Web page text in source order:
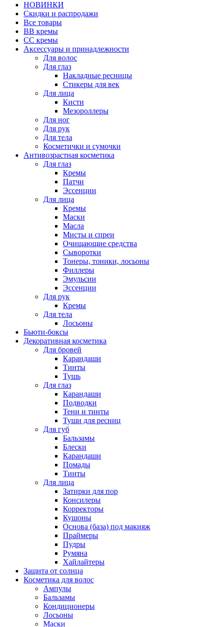
НОВИНКИ
Скидки и распродажи
Все товары
BB кремы
CC кремы
Аксессуары и принадлежности
Для волос
Для глаз
Накладные ресницы
Стикеры для век
Для лица
Кисти
Мезороллеры
Для ног
Для рук
Для тела
Косметички и сумочки
Антивозрастная косметика
Для глаз
Кремы
Патчи
Эссенции
Для лица
Кремы
Маски
Масла
Мисты и спреи
Очищающие средства
Сыворотки
Тонеры, тоники, лосьоны
Филлеры
Эмульсии
Эссенции
Для рук
Кремы
Для тела
Лосьоны
Бьюти-боксы
Декоративная косметика
Для бровей
Карандаши
Тинты
Тушь
Для глаз
Карандаши
Подводки
Тени и тинты
Туши для ресниц
Для губ
Бальзамы
Блески
Карандаши
Помады
Тинты
Для лица
Затирки для пор
Консилеры
Корректоры
Кушоны
Основа (база) под макияж
Праймеры
Пудры
Румяна
Хайлайтеры
Защита от солнца
Косметика для волос
Ампулы
Бальзамы
Кондиционеры
Лосьоны
Маски